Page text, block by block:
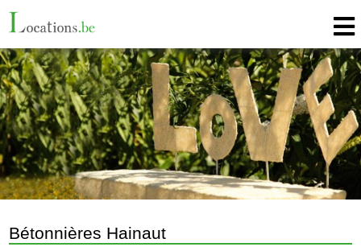
Bétonnières Hainaut